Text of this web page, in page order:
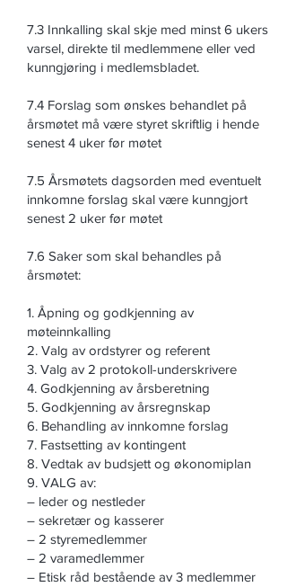
7.3 Innkalling skal skje med minst 6 ukers
varsel, direkte til medlemmene eller ved
kunngjøring i medlemsbladet.
7.4 Forslag som ønskes behandlet på
årsmøtet må være styret skriftlig i hende
senest 4 uker før møtet
7.5 Årsmøtets dagsorden med eventuelt
innkomne forslag skal være kunngjort
senest 2 uker før møtet
7.6 Saker som skal behandles på
årsmøtet:
1. Åpning og godkjenning av
møteinnkalling
2. Valg av ordstyrer og referent
3. Valg av 2 protokoll-underskrivere
4. Godkjenning av årsberetning
5. Godkjenning av årsregnskap
6. Behandling av innkomne forslag
7. Fastsetting av kontingent
8. Vedtak av budsjett og økonomiplan
9. VALG av:
– leder og nestleder
– sekretær og kasserer
– 2 styremedlemmer
– 2 varamedlemmer
– Etisk råd bestående av 3 medlemmer